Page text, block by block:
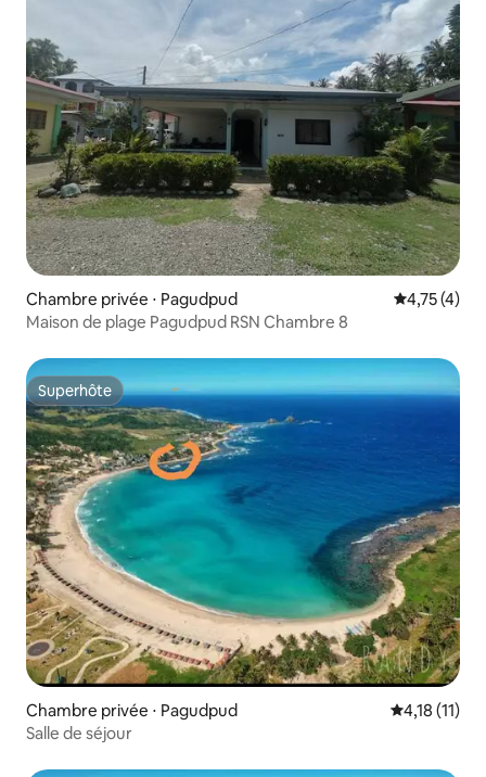
Chambre privée ⋅ Pagudpud Évaluation
4,75 (4)
Maison de plage Pagudpud RSN Chambre 8
Superhôte
Superhôte
Chambre privée ⋅ Pagudpud Évaluation
4,18 (11)
Salle de séjour